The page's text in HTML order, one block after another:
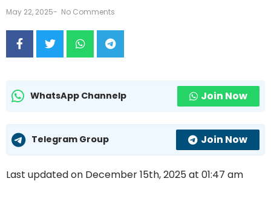
May 22, 2025- No Comments
WhatsApp Channelp Join Now
Telegram Group Join Now
Last updated on December 15th, 2025 at 01:47 am